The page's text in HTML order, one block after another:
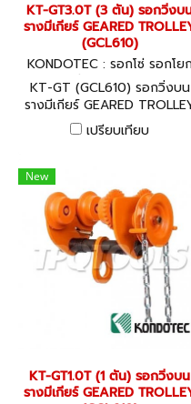
KT-GT3.0T (3 ตัน) รอกวิ่งบ
รางมีเกียร์ GEARED
(GCL610)
KONDOTEC : รอกโซ่ รอกโย
รอกถ่วง KT-GT3.0T
KT-GT (GCL610) รอกวิ่งบน
รางมีเกียร์ GEARED
สินค้าจากประเทศญี่ปุ่น พร้อมใบ
CERTIFICATE GUARANTEE
เปรียบเทียบ
New
KT-GT1.0T (1 ตัน) รอกวิ่งบน
รางมีเกียร์ GEARED